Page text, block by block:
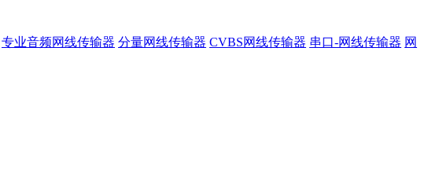
专业音频网线传输器 分量网线传输器 CVBS网线传输器 串口-网线传输器 网